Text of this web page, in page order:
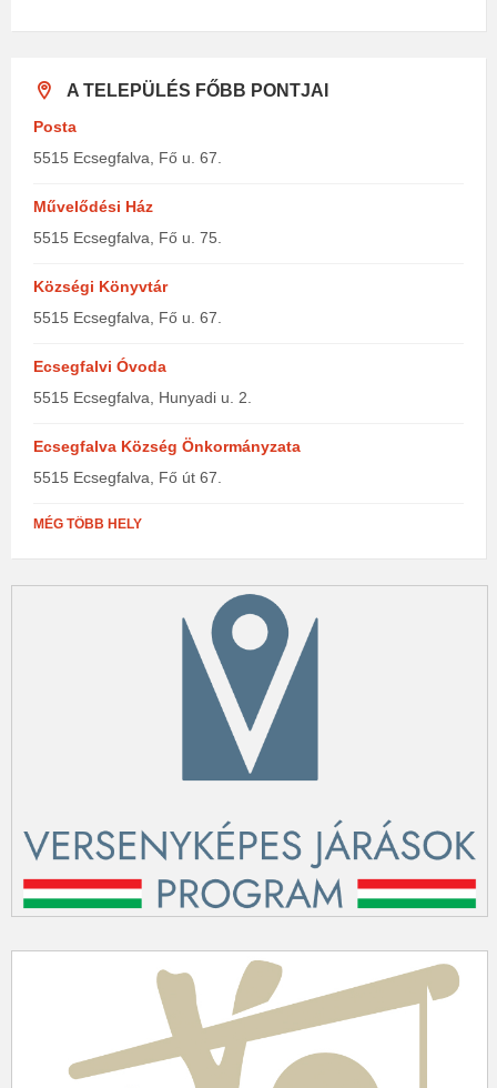
A TELEPÜLÉS FŐBB PONTJAI
Posta
5515 Ecsegfalva, Fő u. 67.
Művelődési Ház
5515 Ecsegfalva, Fő u. 75.
Községi Könyvtár
5515 Ecsegfalva, Fő u. 67.
Ecsegfalvi Óvoda
5515 Ecsegfalva, Hunyadi u. 2.
Ecsegfalva Község Önkormányzata
5515 Ecsegfalva, Fő út 67.
MÉG TÖBB HELY